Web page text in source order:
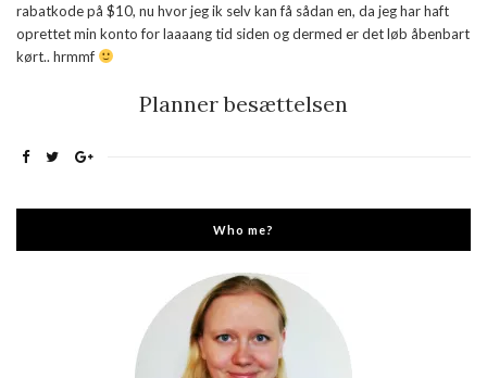
rabatkode på $10, nu hvor jeg ik selv kan få sådan en, da jeg har haft
oprettet min konto for laaaang tid siden og dermed er det løb åbenbart
kørt.. hrmmf
Planner besættelsen
Who me?